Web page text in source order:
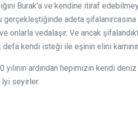
Burak’a ve kendine itiraf
gerçekleştiğinde adeta
onlarla vedalaşır. Ve ancak
defa kendi isteği ile eşinin elini
ardından hepimizin kendi
seyirler.